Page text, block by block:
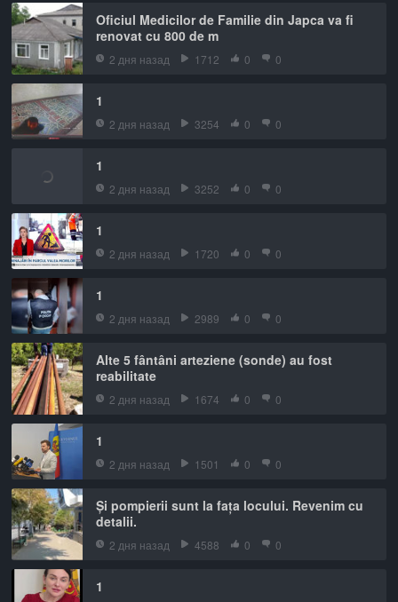
Oficiul Medicilor de Familie din Japca va fi
renovat cu 800 de m
2 дня назад 1712 0 0
1
2 дня назад 3254 0 0
1
2 дня назад 3252 0 0
1
2 дня назад 1720 0 0
1
2 дня назад 2989 0 0
Alte 5 fântâni arteziene (sonde) au fost
reabilitate
2 дня назад 1674 0 0
1
2 дня назад 1501 0 0
Și pompierii sunt la fața locului. Revenim cu
detalii.
2 дня назад 4588 0 0
1